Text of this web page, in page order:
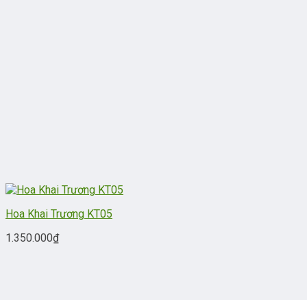
Hoa Khai Trương KT05
1.350.000₫